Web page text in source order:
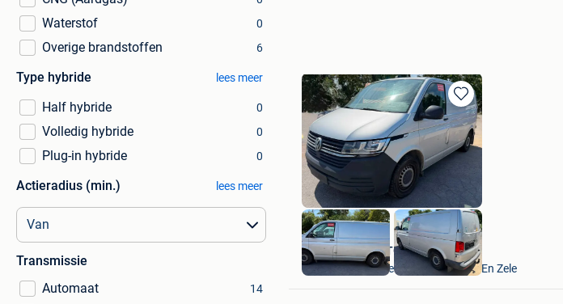
Waterstof 0
Overige brandstoffen 6
Type hybride lees meer
Half hybride 0
Volledig hybride 0
Plug-in hybride 0
Actieradius (min.) lees meer
Transmissie
Automaat
14
Bewaren
in
Mijn
Favorieten
VAVATO Auctions
Lokeren+Deel Overmere En Zele